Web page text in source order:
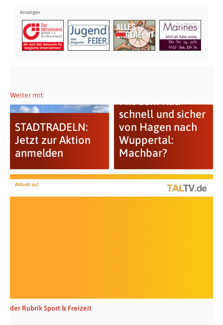
Weiter mit:
STADTRADELN:
Jetzt zur Aktion
anmelden
Mit dem Rad
schnell und sicher
von Hagen nach
Wuppertal:
Machbar?
Aktuell auf
der Rubrik Sport & Freizeit